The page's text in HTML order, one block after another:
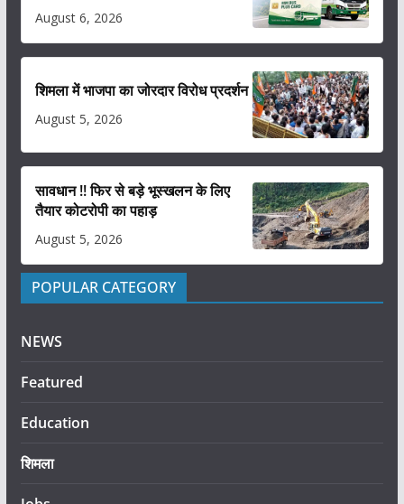
August 6, 2026
शिमला में भाजपा का जोरदार विरोध प्रदर्शन
August 5, 2026
सावधान !! फिर से बड़े भूस्खलन के लिए
तैयार कोटरोपी का पहाड़
August 5, 2026
POPULAR CATEGORY
NEWS
Featured
Education
शिमला